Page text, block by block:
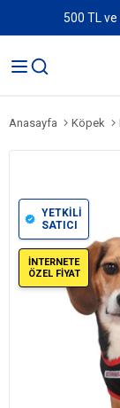
500 TL
Anasayfa Köpek
YETKİLİ
SATICI
İNTERNETE
ÖZEL FİYAT